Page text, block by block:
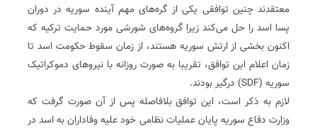
معتقدند چنین توافقی یکی از گره‌های مهم آینده سوریه در دوران
پسا اسد را حل می‌کند زیرا گروه‌های شورشی مورد حمایت ترکیه که
اکنون بخشی از ارتش سوریه هستند، از زمان سقوط حکومت اسد تا
زمان اعلام این توافق، تقریبا به صورت روزانه با نیروهای دموکراتیک
سوریه (SDF) درگیر بودند.
لازم به ذکر است، این توافق بلافاصله پس از آن صورت گرفت که
وزارت دفاع سوریه پایان عملیات نظامی خود علیه وفاداران به اسد در